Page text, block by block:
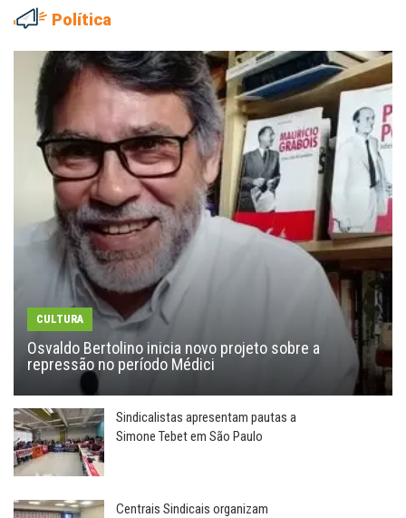
Política
CULTURA
Osvaldo Bertolino inicia novo projeto sobre a
repressão no período Médici
Sindicalistas apresentam pautas a
Simone Tebet em São Paulo
Centrais Sindicais organizam